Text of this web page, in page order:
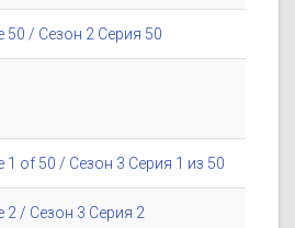
50 / Сезон 2 Серия 50
1 of 50 / Сезон 3 Серия 1 из 50
2 / Сезон 3 Серия 2